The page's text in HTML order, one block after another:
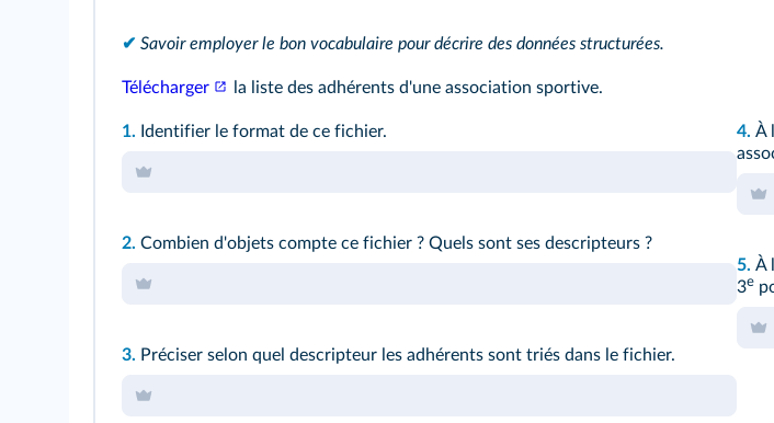
✔ Savoir employer le bon vocabulaire pour décrire des données structurées.
Télécharger la liste des adhérents d'une association sportive.
1. Identifier le format de ce fichier.
2. Combien d'objets compte ce fichier ? Quels sont ses descripteurs ?
3. Préciser selon quel descripteur les adhérents sont triés dans le fichier.
4. À
5. À
3e